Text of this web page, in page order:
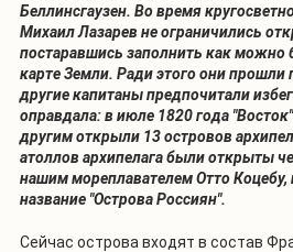
Беллинсгаузен. Во время
Михаил Лазарев не ограничились
постаравшись заполнить как можно
карте Земли. Ради этого они прошли
другие капитаны предпочитали
оправдала: в июле 1820 года
другим открыли 13 островов
атоллов архипелага были открыты
нашим мореплавателем Отто Коцебу,
название "Острова Россиян".
Сейчас острова входят в состав